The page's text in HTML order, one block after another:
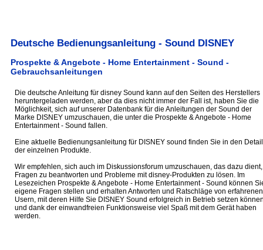
Deutsche Bedienungsanleitung - Sound DISNEY
Prospekte & Angebote - Home Entertainment - Sound -
Gebrauchsanleitungen
Die deutsche Anleitung für disney Sound kann auf den Seiten des Herstellers
heruntergeladen werden, aber da dies nicht immer der Fall ist, haben Sie die
Möglichkeit, sich auf unserer Datenbank für die Anleitungen der Sound der
Marke DISNEY umzuschauen, die unter die Prospekte & Angebote - Home
Entertainment - Sound fallen.
Eine aktuelle Bedienungsanleitung für DISNEY sound finden Sie in den
der einzelnen Produkte.
Wir empfehlen, sich auch im Diskussionsforum umzuschauen, das dazu dient,
Fragen zu beantworten und Probleme mit disney-Produkten zu lösen. Im
Lesezeichen Prospekte & Angebote - Home Entertainment - Sound können
eigene Fragen stellen und erhalten Antworten und Ratschläge von erfahrenen
Usern, mit deren Hilfe Sie DISNEY Sound erfolgreich in Betrieb setzen
und dank der einwandfreien Funktionsweise viel Spaß mit dem Gerät haben
werden.